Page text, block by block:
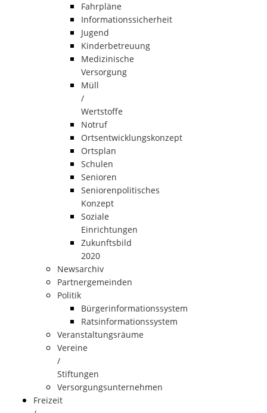
Fahrpläne
Informationssicherheit
Jugend
Kinderbetreuung
Medizinische
Versorgung
Müll
/
Wertstoffe
Notruf
Ortsentwicklungskonzept
Ortsplan
Schulen
Senioren
Seniorenpolitisches
Konzept
Soziale
Einrichtungen
Zukunftsbild
2020
Newsarchiv
Partnergemeinden
Politik
Bürgerinformationssystem
Ratsinformationssystem
Veranstaltungsräume
Vereine
/
Stiftungen
Versorgungsunternehmen
Freizeit